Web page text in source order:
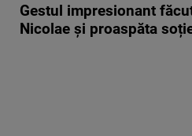
Gestul impresionant
Nicolae și proaspăta